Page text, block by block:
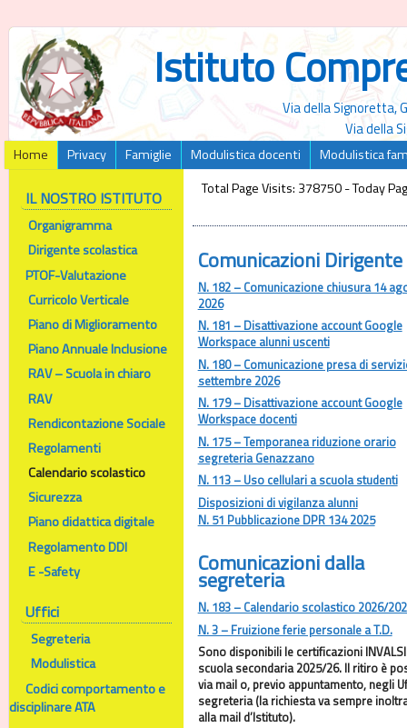
Istituto
Via della Signoretta,
Via della
Home Privacy Famiglie Modulistica docenti Modulistica
IL NOSTRO ISTITUTO
Organigramma
Dirigente scolastica
PTOF-Valutazione
Curricolo Verticale
Piano di Miglioramento
Piano Annuale Inclusione
RAV – Scuola in chiaro
RAV
Rendicontazione Sociale
Regolamenti
Calendario scolastico
Sicurezza
Piano didattica digitale
Regolamento DDI
E -Safety
Uffici
Segreteria
Modulistica
Codici comportamento e
disciplinare ATA
Total Page Visits: 378750 - Today
Comunicazioni Dirigente
N. 182 – Comunicazione chiusura 14
2026
N. 181 – Disattivazione account Google
Workspace alunni uscenti
N. 180 – Comunicazione presa di
settembre 2026
N. 179 – Disattivazione account Google
Workspace docenti
N. 175 – Temporanea riduzione orario
segreteria Genazzano
N. 113 – Uso cellulari a scuola studenti
Disposizioni di vigilanza alunni
N. 51 Pubblicazione DPR 134 2025
Comunicazioni dalla
segreteria
N. 183 – Calendario scolastico 2026/
N. 3 – Fruizione ferie personale a T.D.
Sono disponibili le certificazioni INVALSI
scuola secondaria 2025/26. Il ritiro è
via mail o, previo appuntamento, negli
segreteria (la richiesta va sempre
alla mail d’Istituto).